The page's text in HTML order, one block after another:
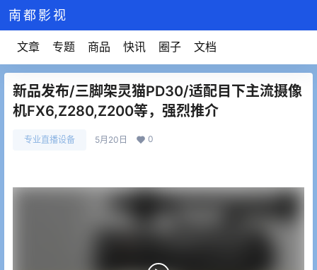
南都影视
文章 专题 商品 快讯 圈子 文档
新品发布/三脚架灵猫PD30/适配目下主流摄像
机FX6,Z280,Z200等，强烈推介
专业直播设备 5月20日 0